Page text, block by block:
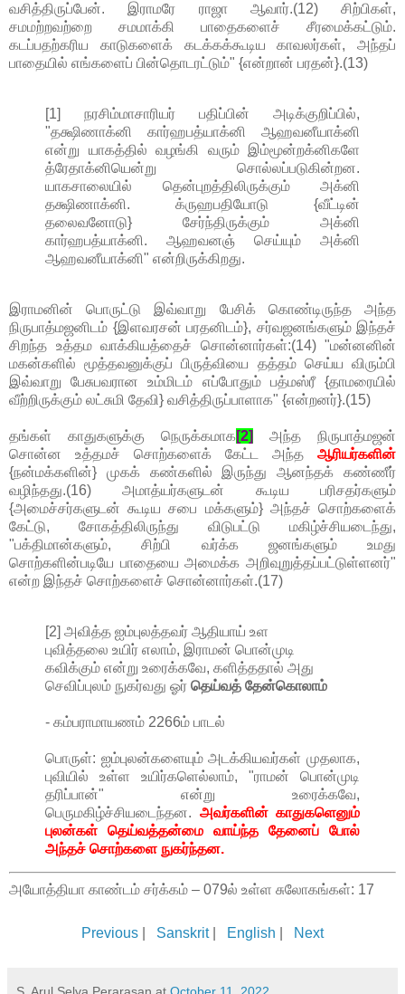
வசித்திருப்பேன். இராமரே ராஜா ஆவார்.(12) சிற்பிகள்,
சமமற்றவற்றை சமமாக்கி பாதைகளைச் சீரமைக்கட்டும்.
கடப்பதற்கரிய காடுகளைக் கடக்கக்கூடிய காவலர்கள், அந்தப்
பாதையில் எங்களைப் பின்தொடரட்டும்" {என்றான் பரதன்}.(13)
[1] நரசிம்மாசாரியர் பதிப்பின் அடிக்குறிப்பில்,
"தக்ஷிணாக்னி கார்ஹபத்யாக்னி ஆஹவனீயாக்னி
என்று யாகத்தில் வழங்கி வரும் இம்மூன்றக்னிகளே
த்ரேதாக்னியென்று சொல்லப்படுகின்றன.
யாகசாலையில் தென்புறத்திலிருக்கும் அக்னி
தக்ஷிணாக்னி. க்ருஹபதியோடு {வீட்டின்
தலைவனோடு} சேர்ந்திருக்கும் அக்னி
கார்ஹபத்யாக்னி. ஆஹவனஞ் செய்யும் அக்னி
ஆஹவனீயாக்னி" என்றிருக்கிறது.
இராமனின் பொருட்டு இவ்வாறு பேசிக் கொண்டிருந்த அந்த
நிருபாத்மஜனிடம் {இளவரசன் பரதனிடம்}, சர்வஜனங்களும் இந்தச்
சிறந்த உத்தம வாக்கியத்தைச் சொன்னார்கள்:(14) "மன்னனின்
மகன்களில் மூத்தவனுக்குப் பிருத்வியை தத்தம் செய்ய விரும்பி
இவ்வாறு பேசுபவரான உம்மிடம் எப்போதும் பத்மஸ்ரீ {தாமரையில்
வீற்றிருக்கும் லட்சுமி தேவி} வசித்திருப்பாளாக" {என்றனர்}.(15)
தங்கள் காதுகளுக்கு நெருக்கமாக[2]
அந்த நிருபாத்மஜன்
சொன்ன உத்தமச் சொற்களைக் கேட்ட அந்த ஆரியர்களின்
{நன்மக்களின்} முகக் கண்களில் இருந்து ஆனந்தக் கண்ணீர்
வழிந்தது.(16) அமாத்யர்களுடன் கூடிய பரிசதர்களும்
{அமைச்சர்களுடன் கூடிய சபை மக்களும்} அந்தச் சொற்களைக்
கேட்டு, சோகத்திலிருந்து விடுபட்டு மகிழ்ச்சியடைந்து,
"பக்திமான்களும், சிற்பி வர்க்க ஜனங்களும் உமது
சொற்களின்படியே பாதையை அமைக்க அறிவுறுத்தப்பட்டுள்ளனர்"
என்ற இந்தச் சொற்களைச் சொன்னார்கள்.(17)
[2] அவித்த ஐம்புலத்தவர் ஆதியாய் உள
புவித்தலை உயிர் எலாம், இராமன் பொன்முடி
கவிக்கும் என்று உரைக்கவே, களித்ததால் அது
செவிப்புலம் நுகர்வது ஓர் தெய்வத் தேன்கொலாம்
- கம்பராமாயணம் 2266ம் பாடல்
பொருள்: ஐம்புலன்களையும் அடக்கியவர்கள் முதலாக,
புவியில் உள்ள உயிர்களெல்லாம், "ராமன் பொன்முடி
தரிப்பான்" என்று உரைக்கவே,
பெருமகிழ்ச்சியடைந்தன. அவர்களின் காதுகளெனும்
புலன்கள் தெய்வத்தன்மை வாய்ந்த தேனைப் போல்
அந்தச் சொற்களை நுகர்ந்தன.
அயோத்தியா காண்டம் சர்க்கம் – 079ல் உள்ள சுலோகங்கள்: 17
Previous Sanskrit| English Next